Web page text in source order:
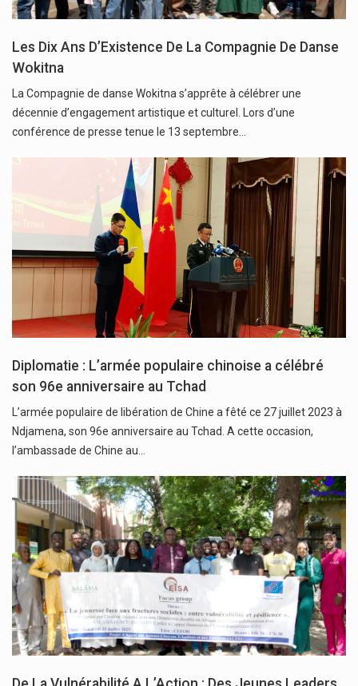
Les Dix Ans D’Existence De La Compagnie De Danse
Wokitna
La Compagnie de danse Wokitna s’apprête à célébrer une
décennie d’engagement artistique et culturel. Lors d’une
conférence de presse tenue le 13 septembre…
Diplomatie : L’armée populaire chinoise a célébré
son 96e anniversaire au Tchad
L’armée populaire de libération de Chine a fêté ce 27 juillet 2023 à
Ndjamena, son 96e anniversaire au Tchad. A cette occasion,
l’ambassade de Chine au…